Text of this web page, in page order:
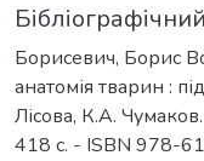
Борисевич, Борис
анатомія тварин :
Лісова, К.А.
418 с. - ISBN 978-